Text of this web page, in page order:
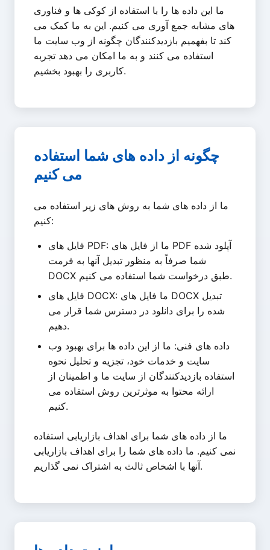
ما این داده ها را با استفاده از کوکی ها و فناوری
های مشابه جمع آوری می کنیم. این به ما کمک می
کند تا بفهمیم بازدیدکنندگان چگونه از وب سایت ما
استفاده می کنند و به ما امکان می دهد تجربه
کاربری را بهبود بخشیم.
چگونه از داده های شما استفاده
می کنیم
ما از داده های شما به روش های زیر استفاده می
کنیم:
فایل های PDF: ما از فایل های PDF آپلود شده
شما صرفاً به منظور تبدیل آنها به فرمت
DOCX طبق درخواست شما استفاده می کنیم.
فایل های DOCX: ما فایل های DOCX تبدیل
شده را برای دانلود در دسترس شما قرار می
دهیم.
داده های فنی: ما از این داده ها برای بهبود وب
سایت و خدمات خود، تجزیه و تحلیل نحوه
استفاده بازدیدکنندگان از سایت ما و اطمینان از
ارائه محتوا به موثرترین روش استفاده می
کنیم.
ما از داده های شما برای اهداف بازاریابی استفاده
نمی کنیم. ما داده های شما را برای اهداف بازاریابی
آنها با اشخاص ثالث به اشتراک نمی گذاریم.